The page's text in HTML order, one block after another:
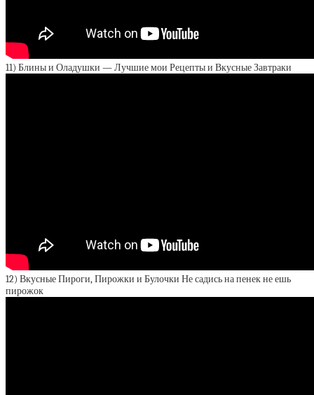
11) Блины и Оладушки — Лучшие мои Рецепты и Вкусные Завтраки
12) Вкусные Пироги, Пирожки и Булочки Не садись на пенек не ешь
пирожок